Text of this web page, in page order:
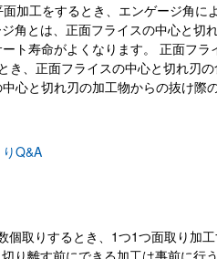
加工をするとき、エンゲージ角に
角とは、正面フライスの中心と切
ト寿命がよくなります。 正面フラ
き、正面フライスの中心と切れ刃
心と切れ刃の加工物からの抜け際
Q&A
取りするとき、1つ1つ面取り加
り離す前にできる加工は事前に行